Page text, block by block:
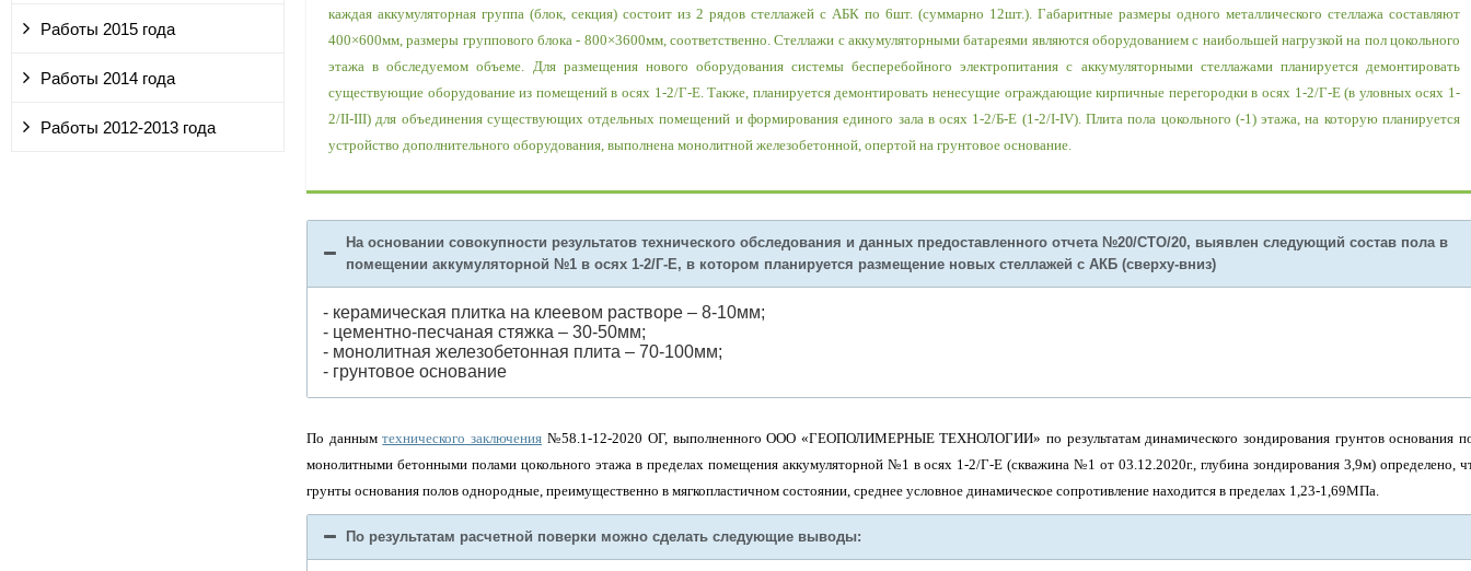
Работы 2015 года
Работы 2014 года
Работы 2012-2013 года
каждая аккумуляторная группа (блок, секция) состоит из 2 рядов стеллажей с АБК по 6шт. (суммарно 12шт.). Габаритные размеры одного металлического стеллажа составляют
400×600мм, размеры группового блока - 800×3600мм, соответственно. Стеллажи с аккумуляторными батареями являются оборудованием с наибольшей нагрузкой на пол цокольного
этажа в обследуемом объеме. Для размещения нового оборудования системы бесперебойного электропитания с аккумуляторными стеллажами планируется демонтировать
существующие оборудование из помещений в осях 1-2/Г-Е. Также, планируется демонтировать ненесущие ограждающие кирпичные перегородки в осях 1-2/Г-Е (в уловных осях 1-
2/II-III) для объединения существующих отдельных помещений и формирования единого зала в осях 1-2/Б-Е (1-2/I-IV). Плита пола цокольного (-1) этажа, на которую планируется
устройство дополнительного оборудования, выполнена монолитной железобетонной, опертой на грунтовое основание.
На основании совокупности результатов технического обследования и данных предоставленного отчета №20/СТО/20, выявлен следующий состав пола в
помещении аккумуляторной №1 в осях 1-2/Г-Е, в котором планируется размещение новых стеллажей с АКБ (сверху-вниз)
- керамическая плитка на клеевом растворе – 8-10мм;
- цементно-песчаная стяжка – 30-50мм;
- монолитная железобетонная плита – 70-100мм;
- грунтовое основание
По даннымтехнического заключения№58.1-12-2020 ОГ, выполненного ООО «ГЕОПОЛИМЕРНЫЕ ТЕХНОЛОГИИ» по результатам динамического зондирования грунтов основания
монолитными бетонными полами цокольного этажа в пределах помещения аккумуляторной №1 в осях 1-2/Г-Е (скважина №1 от 03.12.2020г., глубина зондирования 3,9м) определено,
грунты основания полов однородные, преимущественно в мягкопластичном состоянии, среднее условное динамическое сопротивление находится в пределах 1,23-1,69МПа.
По результатам расчетной поверки можно сделать следующие выводы: